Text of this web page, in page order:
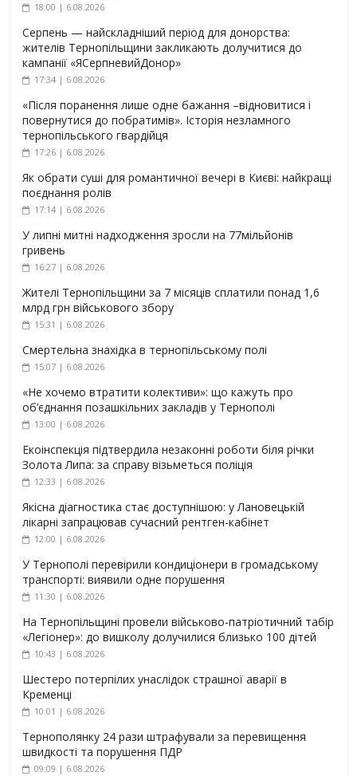
18:00 | 6.08.2026
Серпень — найскладніший період для донорства:
жителів Тернопільщини закликають долучитися до
кампанії «ЯСерпневийДонор»
17:34 | 6.08.2026
«Після поранення лише одне бажання –відновитися і
повернутися до побратимів». Історія незламного
тернопільського гвардійця
17:26 | 6.08.2026
Як обрати суші для романтичної вечері в Києві: найкращі
поєднання ролів
17:14 | 6.08.2026
У липні митні надходження зросли на 77мільйонів
гривень
16:27 | 6.08.2026
Жителі Тернопільщини за 7 місяців сплатили понад 1,6
млрд грн військового збору
15:31 | 6.08.2026
Смертельна знахідка в тернопільському полі
15:07 | 6.08.2026
«Не хочемо втратити колективи»: що кажуть про
об’єднання позашкільних закладів у Тернополі
13:00 | 6.08.2026
Екоінспекція підтвердила незаконні роботи біля річки
Золота Липа: за справу візьметься поліція
12:33 | 6.08.2026
Якісна діагностика стає доступнішою: у Лановецькій
лікарні запрацював сучасний рентген-кабінет
12:00 | 6.08.2026
У Тернополі перевірили кондиціонери в громадському
транспорті: виявили одне порушення
11:30 | 6.08.2026
На Тернопільщині провели військово-патріотичний табір
«Легіонер»: до вишколу долучилися близько 100 дітей
10:43 | 6.08.2026
Шестеро потерпілих унаслідок страшної аварії в
Кременці
10:01 | 6.08.2026
Тернополянку 24 рази штрафували за перевищення
швидкості та порушення ПДР
09:09 | 6.08.2026